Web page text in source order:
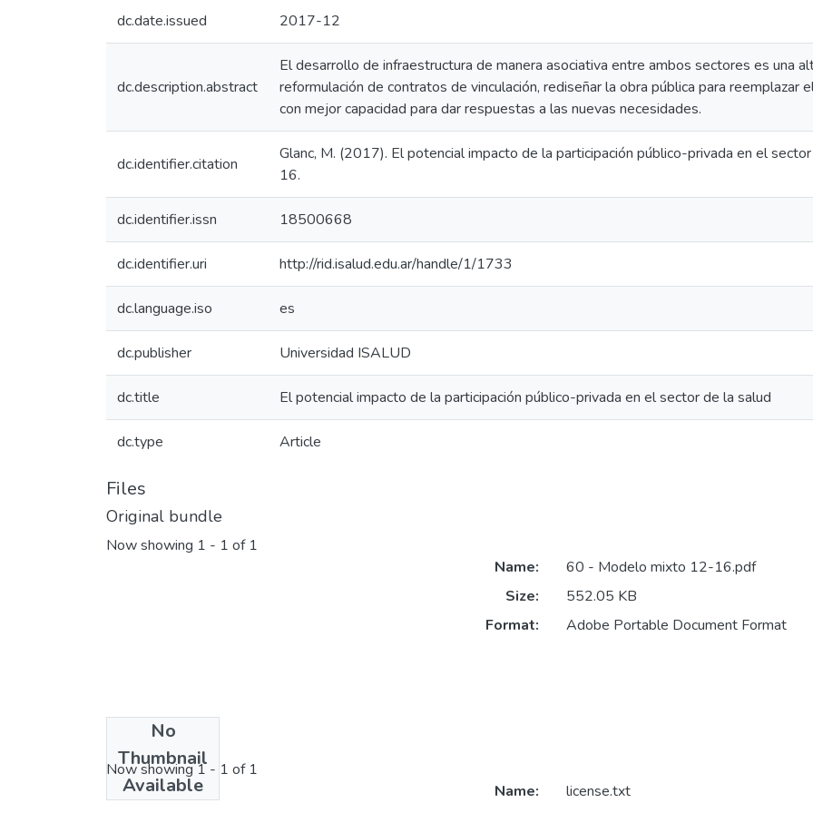
dc.date.issued 2017-12
dc.description.abstract
El desarrollo de infraestructura de manera asociativa entre ambos sectores es una
reformulación de contratos de vinculación, rediseñar la obra pública para
con mejor capacidad para dar respuestas a las nuevas necesidades.
dc.identifier.citation
Glanc, M. (2017). El potencial impacto de la participación público-privada en el
16.
dc.identifier.issn 18500668
dc.identifier.uri http://rid.isalud.edu.ar/handle/1/1733
dc.language.iso es
dc.publisher Universidad ISALUD
dc.title El potencial impacto de la participación público-privada en el sector de la salud
dc.type Article
Files
Original bundle
Now showing 1 - 1 of 1
No
Thumbnail
Available
Name:
60 - Modelo mixto 12-16.pdf
Size:
552.05 KB
Format:
Adobe Portable Document Format
License bundle
Now showing1 - 1 of 1
Name:
license.txt